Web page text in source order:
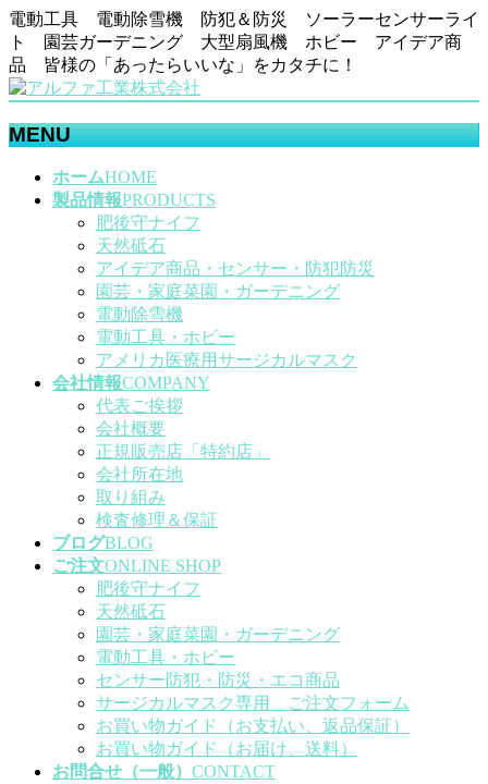
電動工具 電動除雪機 防犯＆防災 ソーラーセンサーライ
ト 園芸ガーデニング 大型扇風機 ホビー アイデア商
品 皆様の「あったらいいな」をカタチに！
MENU
ホームHOME
製品情報PRODUCTS
肥後守ナイフ
天然砥石
アイデア商品・センサー・防犯防災
園芸・家庭菜園・ガーデニング
電動除雪機
電動工具・ホビー
アメリカ医療用サージカルマスク
会社情報COMPANY
代表ご挨拶
会社概要
正規販売店「特約店」
会社所在地
取り組み
検査修理＆保証
ブログBLOG
ご注文ONLINE SHOP
肥後守ナイフ
天然砥石
園芸・家庭菜園・ガーデニング
電動工具・ホビー
センサー防犯・防災・エコ商品
サージカルマスク専用 ご注文フォーム
お買い物ガイド（お支払い、返品保証）
お買い物ガイド（お届け、送料）
お問合せ（一般） CONTACT